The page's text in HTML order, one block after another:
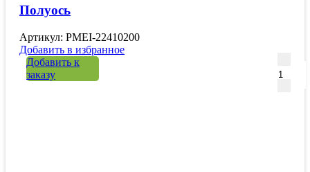
Полуось
Артикул: PMEI-22410200
Добавить в избранное
Добавить к
заказу